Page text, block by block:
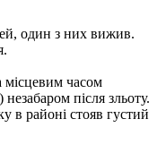
один з них вижив.
місцевим часом
після зльоту.
в районі стояв густий